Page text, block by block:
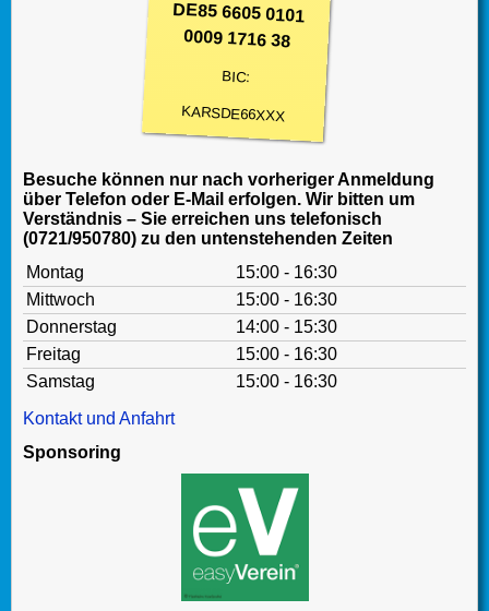
DE85 6605 0101
0009 1716 38
BIC:
KARSDE66XXX
Besuche können nur nach vorheriger Anmeldung
über Telefon oder E-Mail erfolgen. Wir bitten um
Verständnis – Sie erreichen uns telefonisch
(0721/950780) zu den untenstehenden Zeiten
Montag
15:00 - 16:30
Mittwoch
15:00 - 16:30
Donnerstag
14:00 - 15:30
Freitag
15:00 - 16:30
Samstag
15:00 - 16:30
Kontakt und Anfahrt
Sponsoring